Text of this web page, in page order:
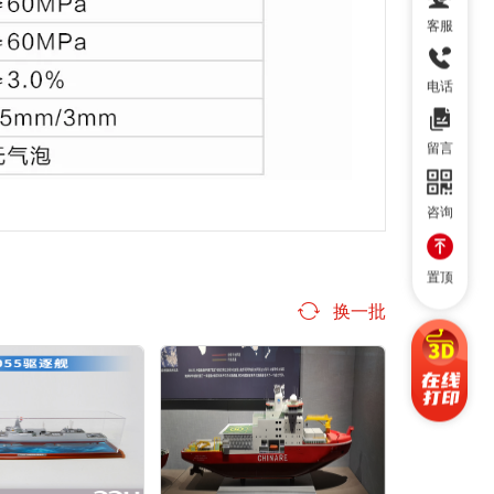
换一批
客服
电话
留言
咨询
置顶